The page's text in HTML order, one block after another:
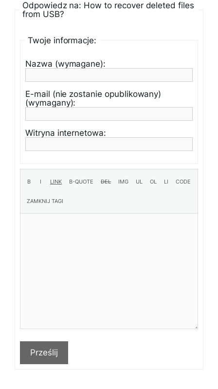
Odpowiedz na: How to recover deleted files
from USB?
Twoje informacje:
Nazwa (wymagane):
E-mail (nie zostanie opublikowany)
(wymagany):
Witryna internetowa:
Prześlij